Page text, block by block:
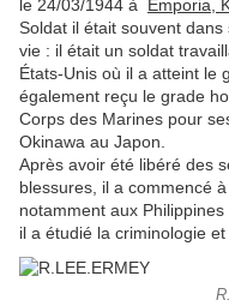
le 24/03/1944 à Emporia,
Soldat il était souvent
vie : il était un soldat
États-Unis où il a atteint le
également reçu le grade
Corps des Marines pour
Okinawa au Japon.
Après avoir été libéré des
blessures, il a commencé
notamment aux
il a étudié la criminologie et